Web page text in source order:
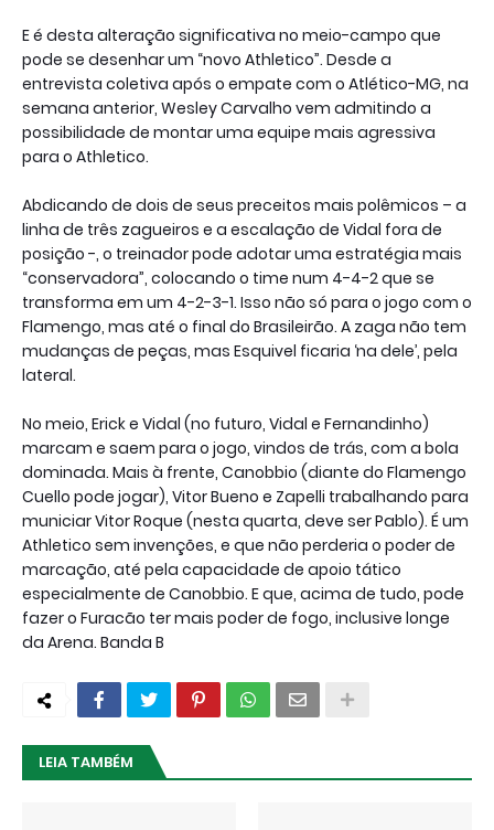
E é desta alteração significativa no meio-campo que
pode se desenhar um “novo Athletico”. Desde a
entrevista coletiva após o empate com o Atlético-MG, na
semana anterior, Wesley Carvalho vem admitindo a
possibilidade de montar uma equipe mais agressiva
para o Athletico.
Abdicando de dois de seus preceitos mais polêmicos – a
linha de três zagueiros e a escalação de Vidal fora de
posição -, o treinador pode adotar uma estratégia mais
“conservadora”, colocando o time num 4-4-2 que se
transforma em um 4-2-3-1. Isso não só para o jogo com o
Flamengo, mas até o final do Brasileirão. A zaga não tem
mudanças de peças, mas Esquivel ficaria ‘na dele’, pela
lateral.
No meio, Erick e Vidal (no futuro, Vidal e Fernandinho)
marcam e saem para o jogo, vindos de trás, com a bola
dominada. Mais à frente, Canobbio (diante do Flamengo
Cuello pode jogar), Vitor Bueno e Zapelli trabalhando para
municiar Vitor Roque (nesta quarta, deve ser Pablo). É um
Athletico sem invenções, e que não perderia o poder de
marcação, até pela capacidade de apoio tático
especialmente de Canobbio. E que, acima de tudo, pode
fazer o Furacão ter mais poder de fogo, inclusive longe
da Arena. Banda B
LEIA TAMBÉM